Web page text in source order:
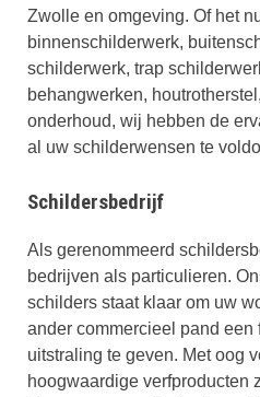
Zwolle en omgeving. Of het
binnenschilderwerk,
schilderwerk, trap
behangwerken,
onderhoud, wij hebben de
al uw schilderwensen te
Schildersbedrijf
Als gerenommeerd
bedrijven als particulieren.
schilders staat klaar om uw
ander commercieel pand
uitstraling te geven. Met oog
hoogwaardige verfproducten